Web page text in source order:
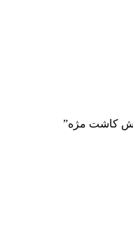
کاشت مژه”